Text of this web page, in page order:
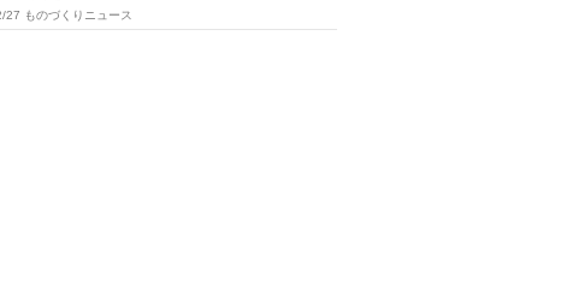
27 ものづくりニュース